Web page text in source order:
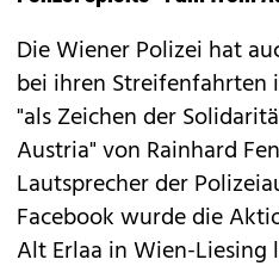
Die Wiener Polizei hat
bei ihren Streifenfahrten
"als Zeichen der
Austria" von Rainhard
Lautsprecher der
Facebook wurde die
Alt Erlaa in Wien-Liesing